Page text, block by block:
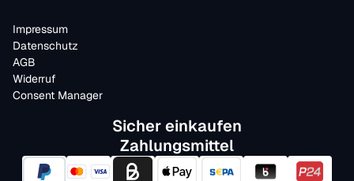
Impressum
Datenschutz
AGB
Widerruf
Consent Manager
Sicher einkaufen
Zahlungsmittel